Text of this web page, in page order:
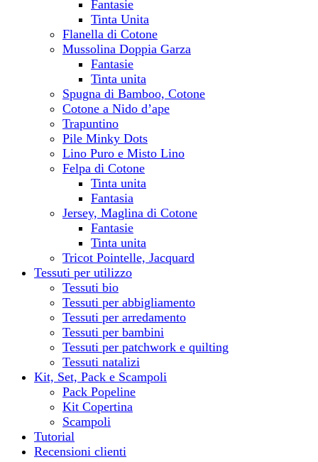
Fantasie
Tinta Unita
Flanella di Cotone
Mussolina Doppia Garza
Fantasie
Tinta unita
Spugna di Bamboo, Cotone
Cotone a Nido d’ape
Trapuntino
Pile Minky Dots
Lino Puro e Misto Lino
Felpa di Cotone
Tinta unita
Fantasia
Jersey, Maglina di Cotone
Fantasie
Tinta unita
Tricot Pointelle, Jacquard
Tessuti per utilizzo
Tessuti bio
Tessuti per abbigliamento
Tessuti per arredamento
Tessuti per bambini
Tessuti per patchwork e quilting
Tessuti natalizi
Kit, Set, Pack e Scampoli
Pack Popeline
Kit Copertina
Scampoli
Tutorial
Recensioni clienti